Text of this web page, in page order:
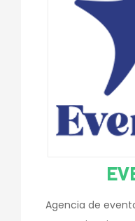
Agencia de